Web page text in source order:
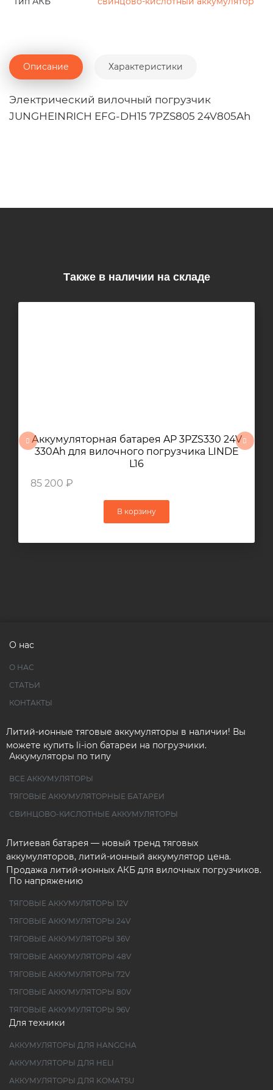
Описание Характеристики
Электрический вилочный погрузчик
JUNGHEINRICH EFG-DH15 7PZS805 24V805Ah
Также в наличии на складе
Аккумуляторная батарея AP 3PZS330 24V
330Ah для вилочного погрузчика LINDE
L16
85 200 ₽
В корзину
О нас
О НАС
СТАТЬИ
КОНТАКТЫ
Литий-ионные тяговые аккумуляторы в наличии! Вы
можете купить li-ion батареи на погрузчики.
Аккумуляторы по типу
ВСЕ АККУМУЛЯТОРЫ
ТЯГОВЫЕ АККУМУЛЯТОРНЫЕ БАТАРЕИ
СВИНЦОВО-КИСЛОТНЫЕ АККУМУЛЯТОРЫ
Литиевая батарея — новый тренд тяговых
аккумуляторов, литий-ионный аккумулятор цена.
Продажа литий-ионных АКБ для вилочных погрузчиков.
По напряжению
ТЯГОВЫЕ АККУМУЛЯТОРЫ 12V
ТЯГОВЫЕ АККУМУЛЯТОРЫ 24V
ТЯГОВЫЕ АККУМУЛЯТОРЫ 36V
ТЯГОВЫЕ АККУМУЛЯТОРЫ 48V
ТЯГОВЫЕ АККУМУЛЯТОРЫ 72V
ТЯГОВЫЕ АККУМУЛЯТОРЫ 80V
ТЯГОВЫЕ АККУМУЛЯТОРЫ 96V
Для техники
АККУМУЛЯТОРЫ ДЛЯ HANGCHA
АККУМУЛЯТОРЫ ДЛЯ HELI
АККУМУЛЯТОРЫ ДЛЯ KOMATSU